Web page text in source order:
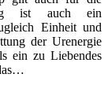
ist auch ein
Einheit und
der Urenergie
ein zu Liebendes